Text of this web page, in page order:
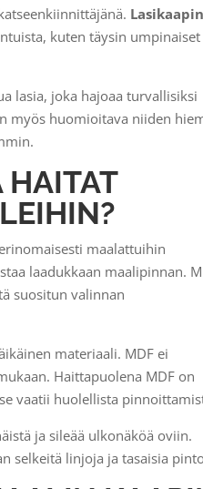
Lasikaapin
kuten täysin umpinaiset
lasia, joka hajoaa turvallisiksi
myös huomioitava niiden
HAITAT
maalattuihin
laadukkaan maalipinnan.
suositun valinnan
materiaali. MDF ei
Haittapuolena MDF on
vaatii huolellista
ja sileää ulkonäköä oviin.
selkeitä linjoja ja tasaisia